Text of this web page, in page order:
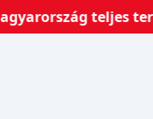
teljes